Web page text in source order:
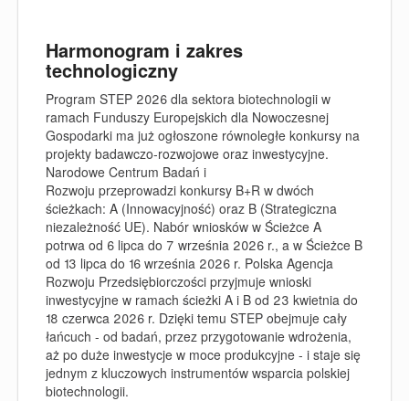
Harmonogram i zakres
technologiczny
Program STEP 2026 dla sektora biotechnologii w
ramach Funduszy Europejskich dla Nowoczesnej
Gospodarki ma już ogłoszone równoległe konkursy na
projekty badawczo‑rozwojowe oraz inwestycyjne.
Narodowe Centrum Badań i
Rozwoju przeprowadzi konkursy B+R w dwóch
ścieżkach: A (Innowacyjność) oraz B (Strategiczna
niezależność UE). Nabór wniosków w Ścieżce A
potrwa od 6 lipca do 7 września 2026 r., a w Ścieżce B
od 13 lipca do 16 września 2026 r. Polska Agencja
Rozwoju Przedsiębiorczości przyjmuje wnioski
inwestycyjne w ramach ścieżki A i B od 23 kwietnia do
18 czerwca 2026 r. Dzięki temu STEP obejmuje cały
łańcuch - od badań, przez przygotowanie wdrożenia,
aż po duże inwestycje w moce produkcyjne - i staje się
jednym z kluczowych instrumentów wsparcia polskiej
biotechnologii.